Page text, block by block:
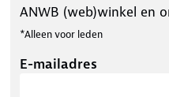
ANWB (web)winkel en
*Alleen voor leden
E-mailadres